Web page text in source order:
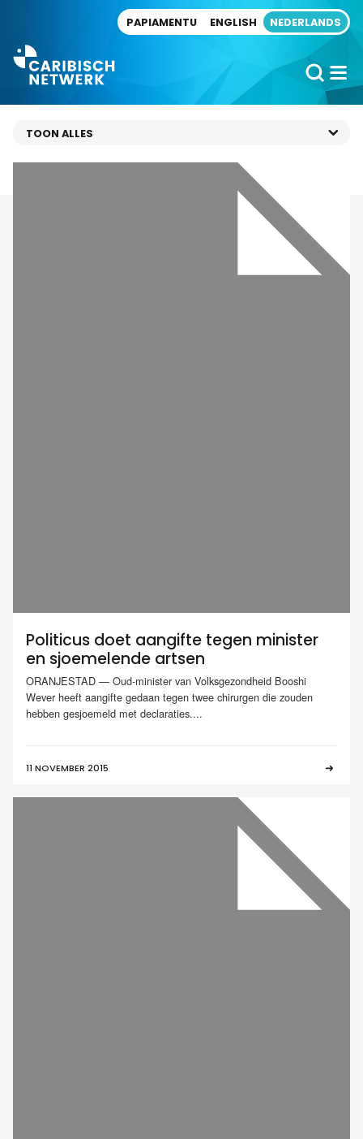
PAPIAMENTU ENGLISH NEDERLANDS
Politicus doet aangifte tegen minister
en sjoemelende artsen
ORANJESTAD — Oud-minister van Volksgezondheid Booshi
Wever heeft aangifte gedaan tegen twee chirurgen die zouden
hebben gesjoemeld met declaraties....
11 NOVEMBER 2015